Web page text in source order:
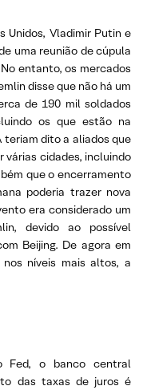
Unidos, Vladimir Putin e
uma reunião de cúpula
entanto, os mercados
disse que não há um
de 190 mil soldados
os que estão na
teriam dito a aliados que
várias cidades, incluindo
que o encerramento
poderia trazer nova
era considerado um
devido ao possível
Beijing. De agora em
níveis mais altos, a
Fed, o banco central
das taxas de juros é